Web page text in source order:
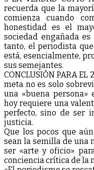
recuerda que la
comienza cuando
honestidad es el
sociedad engañada
tanto, el periodista
está, esencialmente,
sus semejantes.
CONCLUSIÓN PARA
meta no es solo
una «buena persona»
hoy requiere una
perfecto, sino de ser
justicia.
Que los pocos que
sean la semilla de una
ser «arte y oficio»
conciencia crítica de la